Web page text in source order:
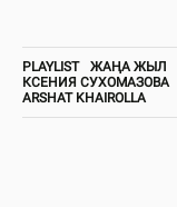
PLAYLIST ЖАҢА ЖЫЛ
КСЕНИЯ СУХОМАЗОВА
ARSHAT KHAIROLLA